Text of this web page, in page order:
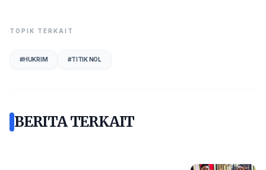
TOPIK TERKAIT
#HUKRIM #TITIK NOL
BERITA TERKAIT